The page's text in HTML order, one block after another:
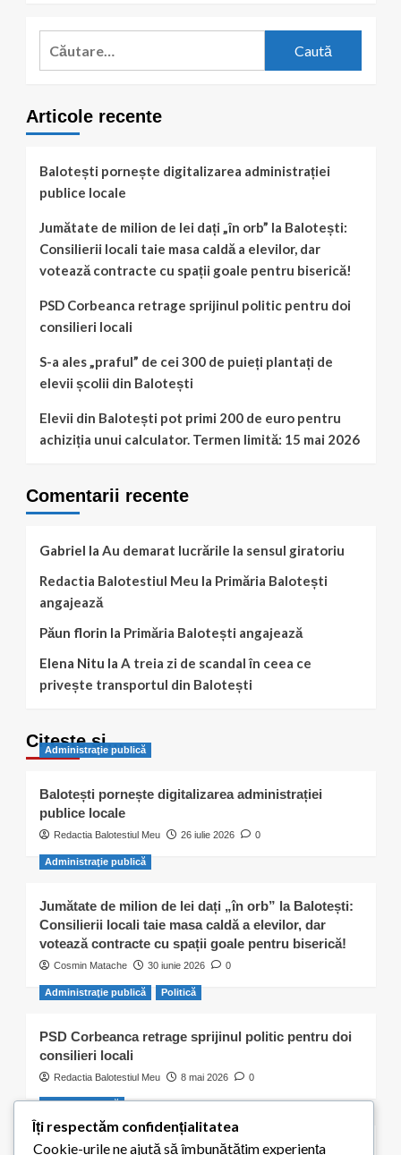
Caută
Articole recente
Balotești pornește digitalizarea administrației
publice locale
Jumătate de milion de lei dați „în orb” la Balotești:
Consilierii locali taie masa caldă a elevilor, dar
votează contracte cu spații goale pentru biserică!
PSD Corbeanca retrage sprijinul politic pentru doi
consilieri locali
S-a ales „praful” de cei 300 de puieți plantați de
elevii școlii din Balotești
Elevii din Balotești pot primi 200 de euro pentru
achiziția unui calculator. Termen limită: 15 mai 2026
Comentarii recente
Gabriel la Au demarat lucrările la sensul giratoriu
Redactia Balotestiul Meu la Primăria Balotești
angajează
Păun florin la Primăria Balotești angajează
Elena Nitu la A treia zi de scandal în ceea ce
privește transportul din Balotești
Citește și…
Administraţie publică
Balotești pornește digitalizarea administrației
publice locale
Redactia Balotestiul Meu 26 iulie 2026 0
Administraţie publică
Jumătate de milion de lei dați „în orb” la Balotești:
Consilierii locali taie masa caldă a elevilor, dar
votează contracte cu spații goale pentru biserică!
Cosmin Matache 30 iunie 2026 0
Administraţie publică Politică
PSD Corbeanca retrage sprijinul politic pentru doi
consilieri locali
Redactia Balotestiul Meu 8 mai 2026 0
Activitate civică
S-a ales „praful” de cei 300 de puieți plantați de
Îți respectăm confidențialitatea
Cookie-urile ne ajută să îmbunătățim experiența